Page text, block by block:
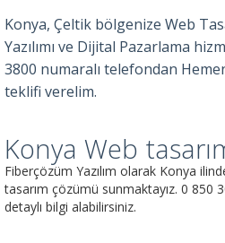
Konya, Çeltik bölgenize Web
Yazılımı ve Dijital Pazarlama
3800 numaralı telefondan
teklifi verelim.
Konya Web
Fiberçözüm Yazılım olarak Konya
tasarım çözümü sunmaktayız. 0 850
detaylı bilgi alabilirsiniz.